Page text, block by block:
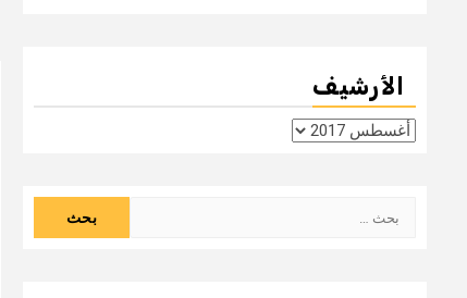
الأرشيف
الأرشيف